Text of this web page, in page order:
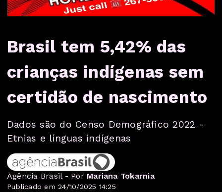
Brasil tem 5,42% das
crianças indígenas sem
certidão de nascimento
Dados são do Censo Demográfico 2022 -
Etnias e línguas indígenas
Agência Brasil - Por Mariana Tokarnia
Publicado em 24/10/2025 14:25